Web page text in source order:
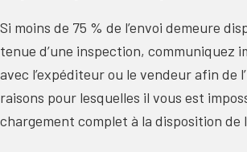
Si moins de 75 % de l’envoi demeure
tenue d’une inspection, communiquez
avec l’expéditeur ou le vendeur afin de
raisons pour lesquelles il vous est
chargement complet à la disposition de